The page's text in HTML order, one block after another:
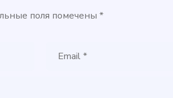
поля помечены *